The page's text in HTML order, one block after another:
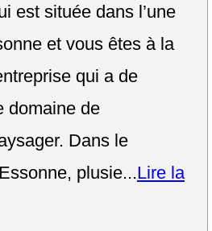
est située dans l’une
et vous êtes à la
qui a de
domaine de
Dans le
plusie...Lire la